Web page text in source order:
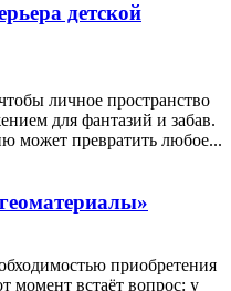
детской
личное пространство
для фантазий и забав.
может превратить любое...
приобретения
момент встаёт вопрос: у